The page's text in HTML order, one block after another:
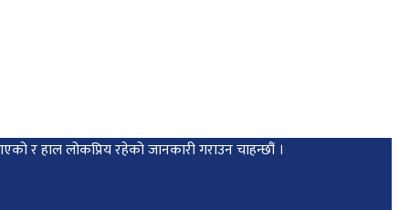
र हाल लोकप्रिय रहेको जानकारी गराउन चाहन्छौं ।